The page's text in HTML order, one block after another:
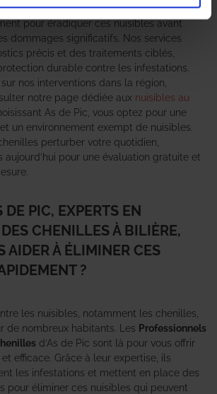
qualifiée et des méthodes éprouvées, nous
pour éradiquer ces nuisibles avant
dommages significatifs. Nos services
précis et des traitements ciblés,
durable contre les infestations.
nos interventions dans la région,
notre page dédiée aux nuisibles au
As de Pic, vous optez pour une
un environnement exempt de nuisibles.
perturber votre quotidien,
aujourd’hui pour une évaluation gratuite et
DE PIC, EXPERTS EN
CHENILLES À BILIÈRE,
AIDER À ÉLIMINER CES
?
les nuisibles, notamment les chenilles,
de nombreux habitants. Les Professionnels
d’As de Pic sont là pour vous offrir
efficace. Grâce à leur expertise, ils
les infestations et mettent en place des
pour éliminer ces nuisibles qui peuvent